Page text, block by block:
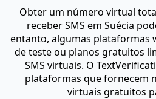
Obter um número virtual
receber SMS em Suécia
entanto, algumas plataformas
de teste ou planos gratuitos
SMS virtuais. O
plataformas que fornecem
virtuais gratuitos